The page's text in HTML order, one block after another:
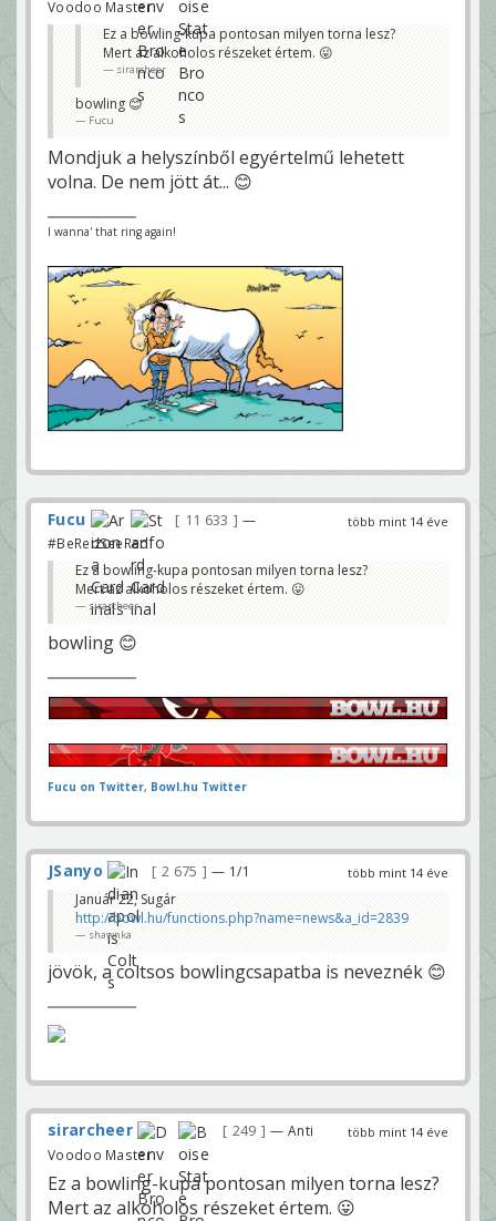
Voodoo Master
Ez a bowling-kupa pontosan milyen torna lesz?
Mert az alkoholos részeket értem. 😛
sirarcheer
bowling 😊
Fucu
Mondjuk a helyszínből egyértelmű lehetett
volna. De nem jött át... 😊
I wanna' that ring again!
több mint 14 éve
Fucu 11 633
—
#BeRedSeeRed
Ez a bowling-kupa pontosan milyen torna lesz?
Mert az alkoholos részeket értem. 😛
sirarcheer
bowling 😊
Fucu on Twitter, Bowl.hu Twitter
több mint 14 éve
JSanyo 2 675 — 1/1
Január 22, Sugár
http://bowl.hu/functions.php?name=news&a_id=2839
shawnka
jövök, a coltsos bowlingcsapatba is neveznék 😊
több mint 14 éve
sirarcheer 249
— Anti
Voodoo Master
Ez a bowling-kupa pontosan milyen torna lesz?
Mert az alkoholos részeket értem. 😛